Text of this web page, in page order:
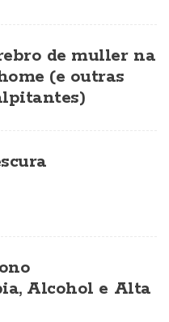
de muller na
(e outras
Alcohol e Alta